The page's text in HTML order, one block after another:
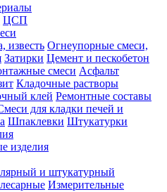
ЦСП
известь Огнеупорные смеси,
Затирки Цемент и пескобетон
смеси Асфальт
Кладочные растворы
клей Ремонтные составы
для кладки печей и
Шпаклевки Штукатурки
изделия
и штукатурный
Измерительные